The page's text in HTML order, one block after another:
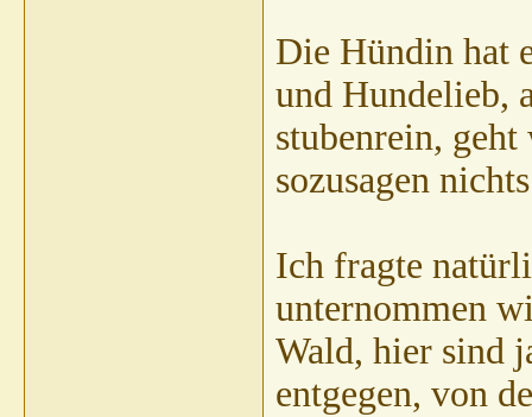
Die Hündin hat
und Hundelieb,
stubenrein,
sozusagen
Ich fragte
unternommen
Wald, hier sind
entgegen, von